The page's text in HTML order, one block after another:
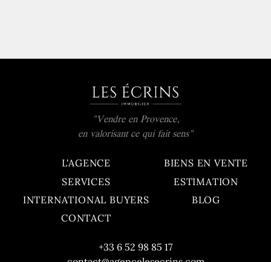
"Vendre en Provence,
en valorisant ce qui fait sens"
L'AGENCE
BIENS EN VENTE
SERVICES
ESTIMATION
INTERNATIONAL BUYERS
BLOG
CONTACT
+33 6 52 98 85 17